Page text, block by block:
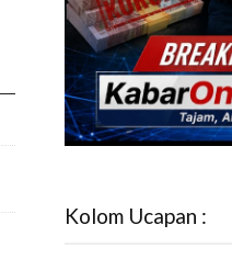
Kolom Ucapan :